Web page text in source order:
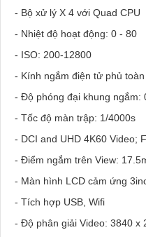
- Bộ xử lý X 4 với Quad CPU
- Nhiệt độ hoạt động: 0 - 80
- ISO: 200-12800
- Kính ngắm điện tử phủ
- Độ phóng đại khung ngắm:
- Tốc độ màn trập: 1/4000s
- DCI and UHD 4K60 Video;
- Điểm ngắm trên View:
- Màn hình LCD cảm ứng
- Tích hợp USB, Wifi
- Độ phân giải Video: 3840 x